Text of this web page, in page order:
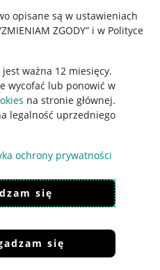
opisane są w ustawieniach
ZGODY” i w Polityce
ważna 12 miesięcy.
wycofać lub ponowić w
na stronie głównej.
legalność uprzedniego
ochrony prywatności
się
się
Cyfrowych
akceptacjęregulaminu